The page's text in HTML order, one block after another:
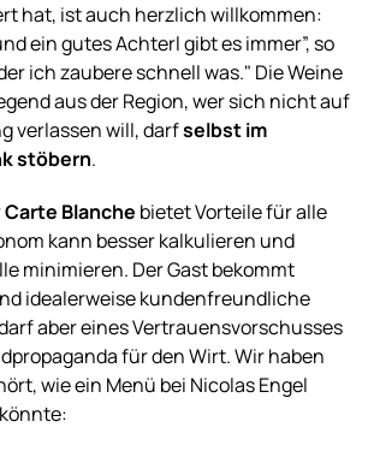
hat, ist auch herzlich willkommen:
ein gutes Achterl gibt es immer”, so
ich zaubere schnell was." Die Weine
aus der Region, wer sich nicht auf
verlassen will, darfselbst im
stöbern.
Carte Blanche bietet Vorteile für alle
kann besser kalkulieren und
minimieren. Der Gast bekommt
idealerweise kundenfreundliche
aber eines Vertrauensvorschusses
für den Wirt. Wir haben
wie ein Menü bei Nicolas Engel